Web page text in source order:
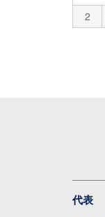
2
代表